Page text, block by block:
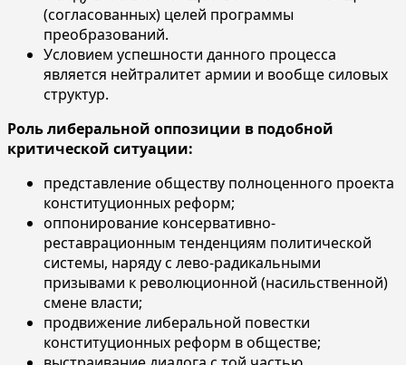
(согласованных) целей программы
преобразований.
Условием успешности данного процесса
является нейтралитет армии и вообще силовых
структур.
Роль либеральной оппозиции в подобной
критической ситуации:
представление обществу полноценного проекта
конституционных реформ;
оппонирование консервативно-
реставрационным тенденциям политической
системы, наряду с лево-радикальными
призывами к революционной (насильственной)
смене власти;
продвижение либеральной повестки
конституционных реформ в обществе;